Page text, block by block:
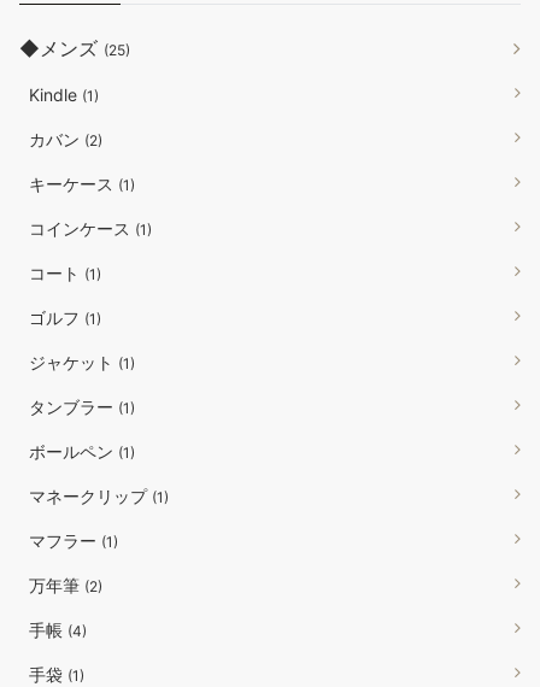
◆メンズ (25)
Kindle (1)
カバン (2)
キーケース (1)
コインケース (1)
コート (1)
ゴルフ (1)
ジャケット (1)
タンブラー (1)
ボールペン (1)
マネークリップ (1)
マフラー (1)
万年筆 (2)
手帳 (4)
手袋 (1)